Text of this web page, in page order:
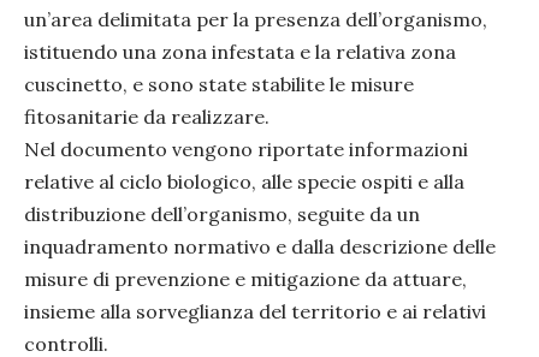
un’area delimitata per la presenza dell’organismo,
istituendo una zona infestata e la relativa zona
cuscinetto, e sono state stabilite le misure
fitosanitarie da realizzare.
Nel documento vengono riportate informazioni
relative al ciclo biologico, alle specie ospiti e alla
distribuzione dell’organismo, seguite da un
inquadramento normativo e dalla descrizione delle
misure di prevenzione e mitigazione da attuare,
insieme alla sorveglianza del territorio e ai relativi
controlli.